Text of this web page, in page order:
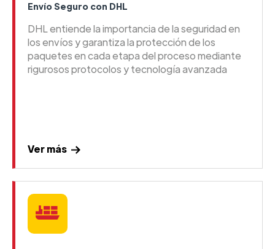
Envío Seguro con DHL
DHL entiende la importancia de la seguridad en
los envíos y garantiza la protección de los
paquetes en cada etapa del proceso mediante
rigurosos protocolos y tecnología avanzada
Ver más